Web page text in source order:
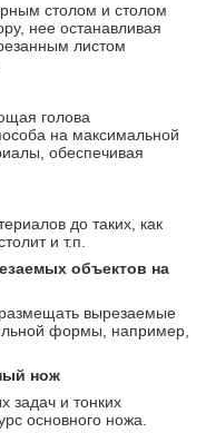
столом и столом
нее останавливая
листом
голова
на максимальной
обеспечивая
до таких, как
и т.п.
объектов на
вырезаемые
формы, например,
нож
задач и тонких
основного ножа.